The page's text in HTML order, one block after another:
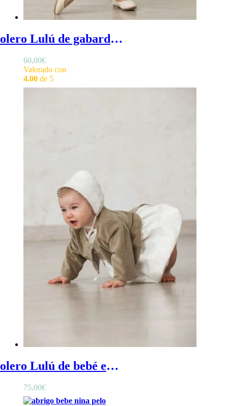
Bolero Lulú de gabardina - bolero bebe beige de gabardina para ceremonias
60,00€
Valorado con
4.00 de 5
Bolero Lulú de bebé en terciopelo camel - Chaqueta bolero de bebé en terciopelo camel
75,00€